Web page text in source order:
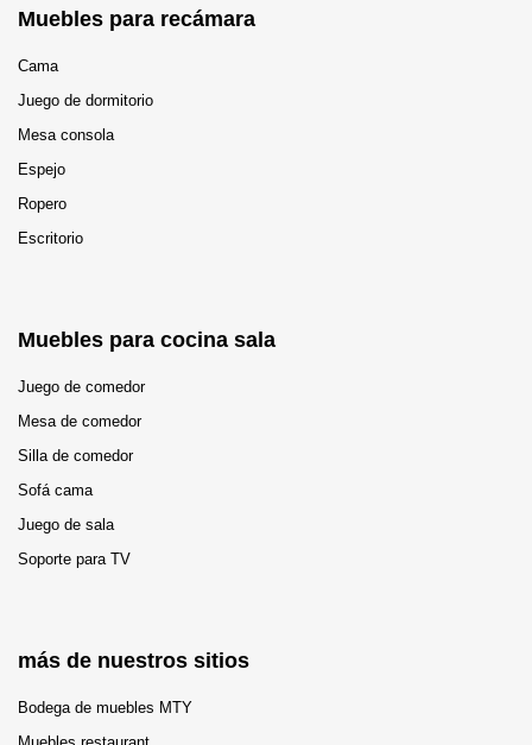
Muebles para recámara
Cama
Juego de dormitorio
Mesa consola
Espejo
Ropero
Escritorio
Muebles para cocina sala
Juego de comedor
Mesa de comedor
Silla de comedor
Sofá cama
Juego de sala
Soporte para TV
más de nuestros sitios
Bodega de muebles MTY